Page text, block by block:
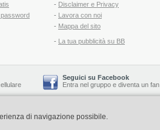
- Disclaimer e Privacy
- Lavora con noi
- Mappa del sito
- La tua pubblicità su BB
Seguici su Facebook
Entra nel gruppo e diventa un fan
-Booking Blog™ -Il blog del Web Marketing Turistico
di navigazione possibile.